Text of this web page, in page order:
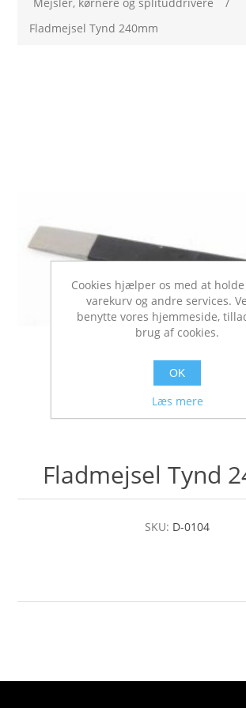
Fladmejsel Tynd 240mm
Fladmejsel Tynd
SKU: D-0104
Cookies hjælper os med at
varekurv og andre services.
benytte vores hjemmeside,
brug af cookies.
OK
Læs mere